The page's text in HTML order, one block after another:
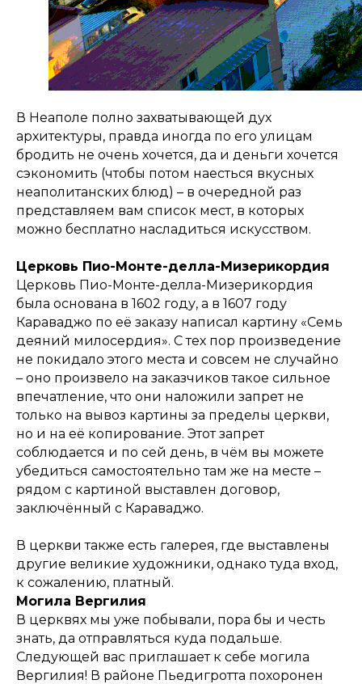
В Неаполе полно захватывающей дух
архитектуры, правда иногда по его улицам
бродить не очень хочется, да и деньги хочется
сэкономить (чтобы потом наесться вкусных
неаполитанских блюд) – в очередной раз
представляем вам список мест, в которых
можно бесплатно насладиться искусством.
Церковь Пио-Монте-делла-Мизерикордия
Церковь Пио-Монте-делла-Мизерикордия
была основана в 1602 году, а в 1607 году
Караваджо по её заказу написал картину «Семь
деяний милосердия». С тех пор произведение
не покидало этого места и совсем не случайно
– оно произвело на заказчиков такое сильное
впечатление, что они наложили запрет не
только на вывоз картины за пределы церкви,
но и на её копирование. Этот запрет
соблюдается и по сей день, в чём вы можете
убедиться самостоятельно там же на месте –
рядом с картиной выставлен договор,
заключённый с Караваджо.
В церкви также есть галерея, где выставлены
другие великие художники, однако туда вход,
к сожалению, платный.
Могила Вергилия
В церквях мы уже побывали, пора бы и честь
знать, да отправляться куда подальше.
Следующей вас приглашает к себе могила
Вергилия! В районе Пьедигротта похоронен